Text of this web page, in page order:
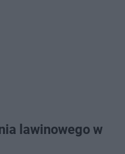
lawinowego w